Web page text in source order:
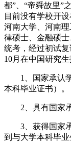
都”、“帝舜故里”
目前没有学校开
河南大学、河南
律硕士、金融硕
统考，经过初试
10月在中国研究
1、国家承认学
本科毕业证书）。
2、具有国家承
3、获得国家承
到与大学本科毕业